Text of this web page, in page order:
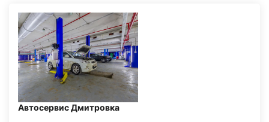
Автосервис Дмитровка